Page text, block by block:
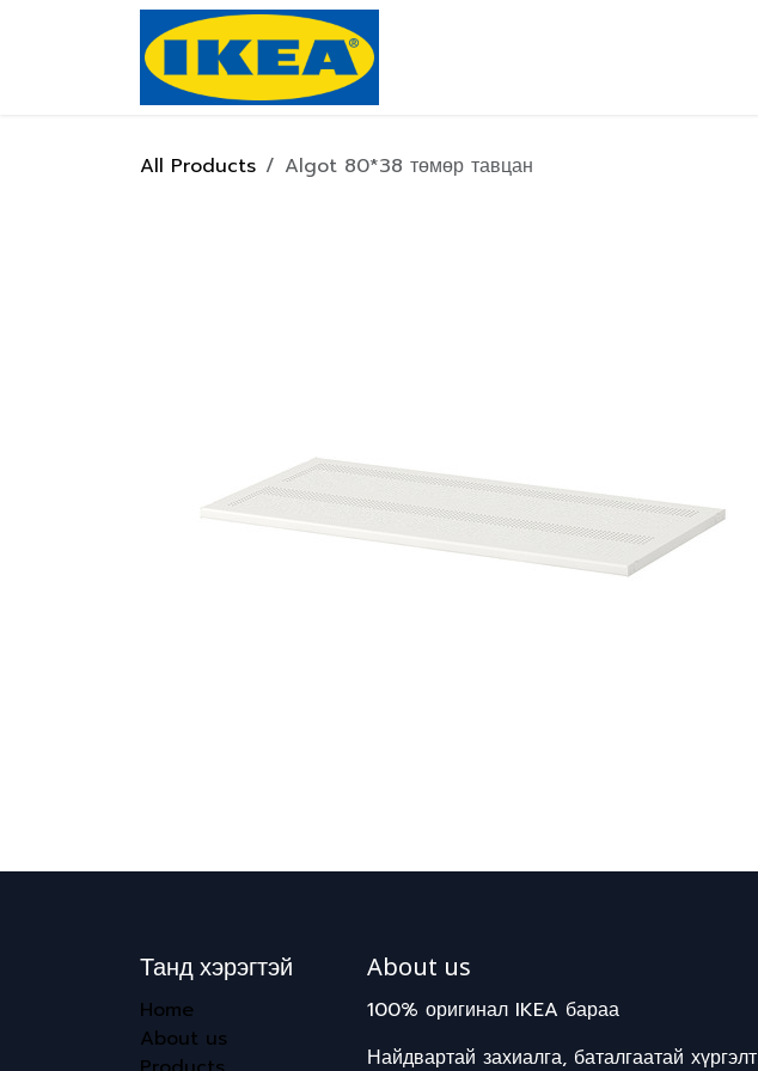
Skip to Content
All Products Algot 80*38 төмөр тавцан
Танд хэрэгтэй
Home
About us
About us
100% оригинал IKEA бараа
Найдвартай захиалга, баталгаатай хүргэлт